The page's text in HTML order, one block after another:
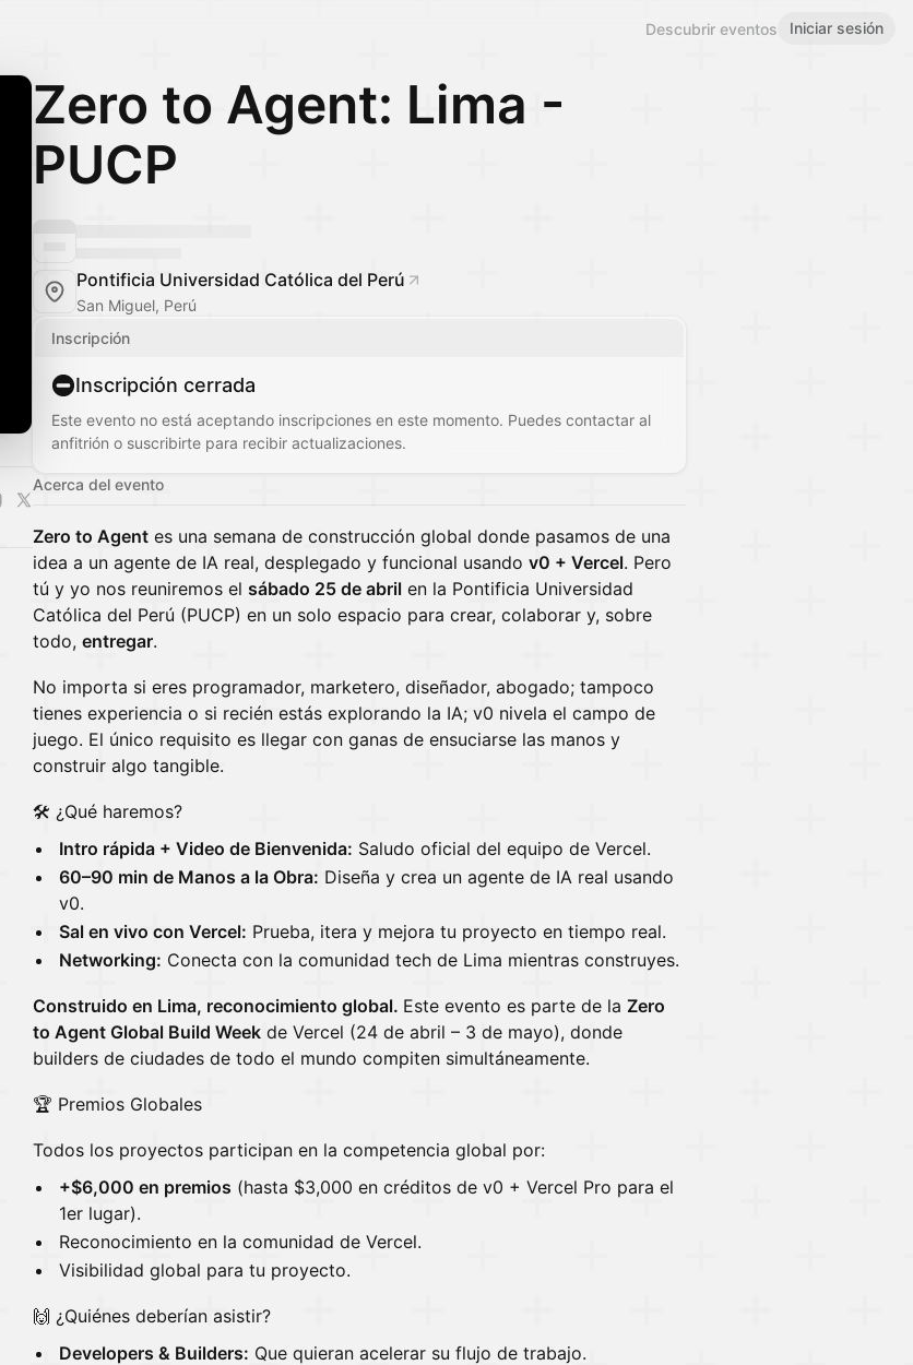
Descubrir eventos Iniciar sesión
Zero to Agent: Lima -
PUCP
Pontificia Universidad Católica del Perú
San Miguel, Perú
Inscripción
Inscripción cerrada
Este evento no está aceptando inscripciones en este momento. Puedes contactar al
anfitrión o suscribirte para recibir actualizaciones.
Acerca del evento
Zero to Agent es una semana de construcción global donde pasamos de una
idea a un agente de IA real, desplegado y funcional usando v0 + Vercel. Pero
tú y yo nos reuniremos el sábado 25 de abril en la Pontificia Universidad
Católica del Perú (PUCP) en un solo espacio para crear, colaborar y, sobre
todo, entregar.
No importa si eres programador, marketero, diseñador, abogado; tampoco
tienes experiencia o si recién estás explorando la IA; v0 nivela el campo de
juego. El único requisito es llegar con ganas de ensuciarse las manos y
construir algo tangible.
🛠️ ¿Qué haremos?
Intro rápida + Video de Bienvenida: Saludo oficial del equipo de Vercel.
60–90 min de Manos a la Obra: Diseña y crea un agente de IA real usando
v0.
Sal en vivo con Vercel: Prueba, itera y mejora tu proyecto en tiempo real.
Networking: Conecta con la comunidad tech de Lima mientras construyes.
Construido en Lima, reconocimiento global. Este evento es parte de la Zero
to Agent Global Build Week de Vercel (24 de abril – 3 de mayo), donde
builders de ciudades de todo el mundo compiten simultáneamente.
🏆 Premios Globales
Todos los proyectos participan en la competencia global por:
+$6,000 en premios (hasta $3,000 en créditos de v0 + Vercel Pro para el
1er lugar).
Reconocimiento en la comunidad de Vercel.
Visibilidad global para tu proyecto.
🙌 ¿Quiénes deberían asistir?
Developers & Builders: Que quieran acelerar su flujo de trabajo.